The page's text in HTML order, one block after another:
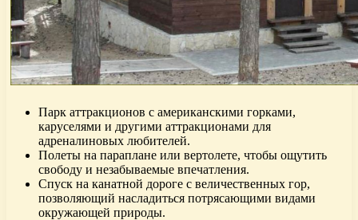
Парк аттракционов с американскими горками,
каруселями и другими аттракционами для
адреналиновых любителей.
Полеты на параплане или вертолете, чтобы ощутить
свободу и незабываемые впечатления.
Спуск на канатной дороге с величественных гор,
позволяющий насладиться потрясающими видами
окружающей природы.